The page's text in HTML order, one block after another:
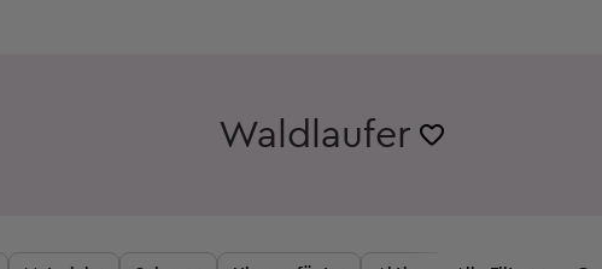
Waldlaufer